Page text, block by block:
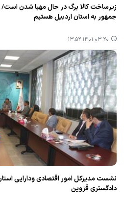
زیرساخت كالا برگ در حال مهیا شدن
جمهور به استان اردبیل هستیم
۱۴۰۱-۰۳-۲۰ ۱۳:۵۲
نشست مدیركل امور اقتصادی ودارایی
دادگستری قزوین